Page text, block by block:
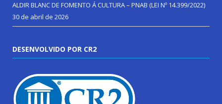
ALDIR BLANC DE FOMENTO Á CULTURA – PNAB (LEI Nº 14.399/2022)
30 de abril de 2026
DESENVOLVIDO POR CR2